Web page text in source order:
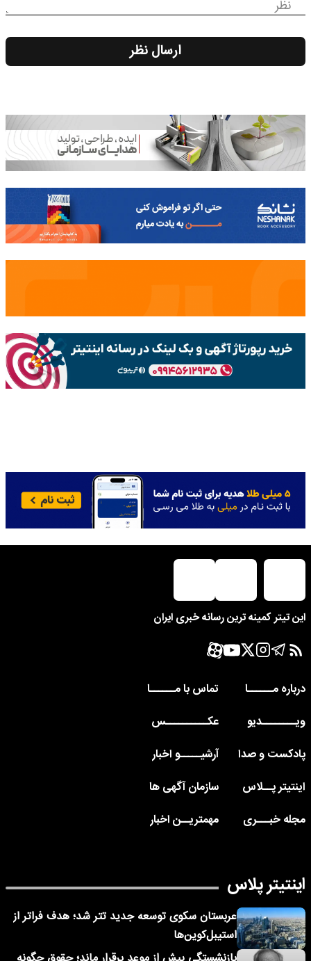
نظر
ارسال نظر
این تیتر کمینه ترین رسانه خبری ایران
درباره مــــــا
تماس با مــــــا
ویــــــــدیو
عکــــــــــس
پادکست و صدا
آرشیـــــو اخبار
اینتیتر پــلاس
سازمان آگهی ها
مجله خبـــری
مهمتریــن اخبار
اینتیتر پلاس
عربستان سکوی توسعه جدید تتر شد؛ هدف فراتر از
استیبل‌کوین‌ها